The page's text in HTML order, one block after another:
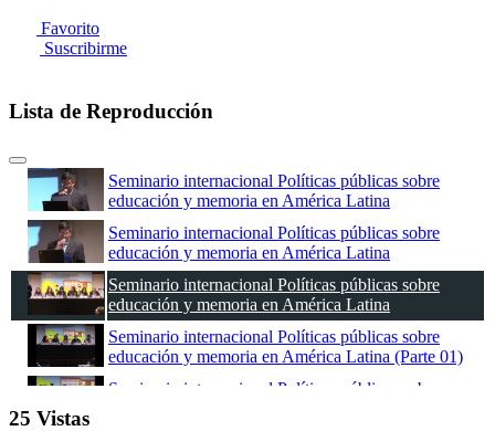
Favorito
Suscribirme
Lista de Reproducción
Seminario internacional Políticas públicas sobre
educación y memoria en América Latina
Seminario internacional Políticas públicas sobre
educación y memoria en América Latina
Seminario internacional Políticas públicas sobre
educación y memoria en América Latina
Seminario internacional Políticas públicas sobre
educación y memoria en América Latina (Parte 01)
Seminario internacional Políticas públicas sobre
25 Vistas